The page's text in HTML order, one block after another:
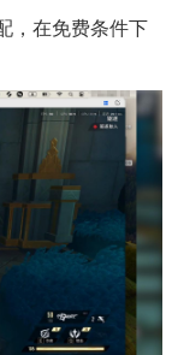
，在免费条件下